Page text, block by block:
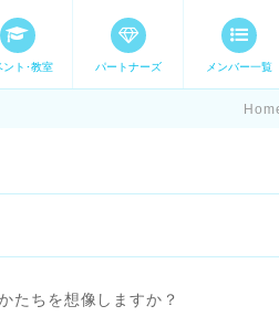
ージ ママステ
ント･教室 パートナーズ メンバー一覧
たちを想像しますか？